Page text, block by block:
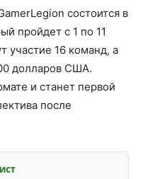
состоится в
пройдет с 1 по 11
участие 16 команд, а
долларов США.
и станет первой
после